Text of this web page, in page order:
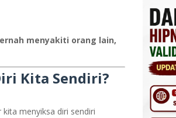
menyakiti orang lain,
Kita Sendiri?
menyiksa diri sendiri